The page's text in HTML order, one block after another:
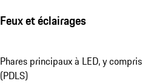
Feux et éclairages
Phares principaux à LED, y
(PDLS)